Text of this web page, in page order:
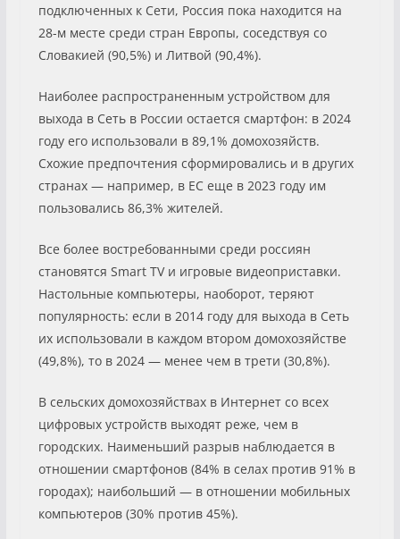
подключенных к Сети, Россия пока находится на
28-м месте среди стран Европы, соседствуя со
Словакией (90,5%) и Литвой (90,4%).
Наиболее распространенным устройством для
выхода в Сеть в России остается смартфон: в 2024
году его использовали в 89,1% домохозяйств.
Схожие предпочтения сформировались и в других
странах — например, в ЕС еще в 2023 году им
пользовались 86,3% жителей.
Все более востребованными среди россиян
становятся Smart TV и игровые видеоприставки.
Настольные компьютеры, наоборот, теряют
популярность: если в 2014 году для выхода в Сеть
их использовали в каждом втором домохозяйстве
(49,8%), то в 2024 — менее чем в трети (30,8%).
В сельских домохозяйствах в Интернет со всех
цифровых устройств выходят реже, чем в
городских. Наименьший разрыв наблюдается в
отношении смартфонов (84% в селах против 91% в
городах); наибольший — в отношении мобильных
компьютеров (30% против 45%).